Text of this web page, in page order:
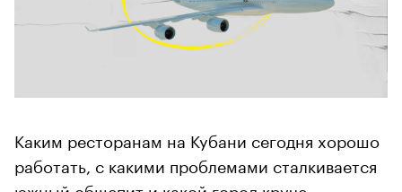
Каким ресторанам на Кубани сегодня хорошо
работать, с какими проблемами сталкивается